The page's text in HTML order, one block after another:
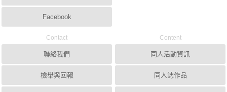
Facebook
Contact
聯絡我們
檢舉與回報
Content
同人活動資訊
同人誌作品